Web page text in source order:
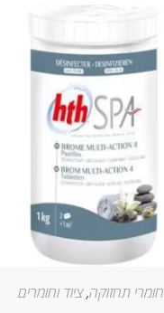
חומרי תחזוקה,ציוד וחומרים